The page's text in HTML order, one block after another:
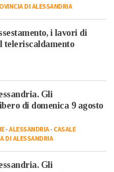
DI ALESSANDRIA
i lavori di
Gli
di domenica 9 agosto
-ALESSANDRIA-CASALE
DI ALESSANDRIA
Gli